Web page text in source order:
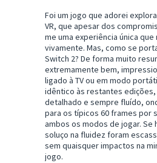
Foi um jogo que adorei
VR, que apesar dos
me uma experiência única
vivamente. Mas, como se
Switch 2? De forma muito
extremamente bem,
ligado à TV ou em modo
idêntico às restantes
detalhado e sempre fluído,
para os típicos 60 frames por
ambos os modos de jogar. Se
soluço na fluidez foram
sem quaisquer impactos na
jogo.